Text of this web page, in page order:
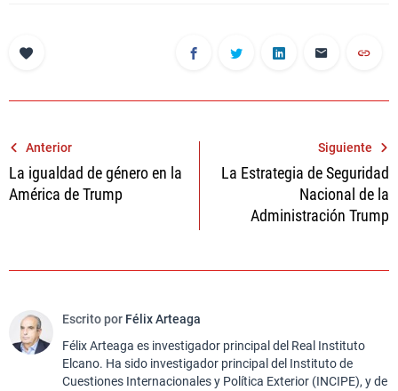
Navegación
de
entradas
Anterior
La igualdad de género en la
América de Trump
Siguiente
La Estrategia de Seguridad
Nacional de la
Administración Trump
Escrito por Félix Arteaga
Félix Arteaga es investigador principal del Real Instituto
Elcano. Ha sido investigador principal del Instituto de
Cuestiones Internacionales y Política Exterior (INCIPE), y de